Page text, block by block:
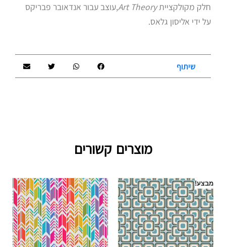
חלק מקולקצייתArt Theory,עוצב עבור אנדאובר פבריקס
על ידי אליסון גלאס.
שיתוף
מוצרים קשורים
מבצע!